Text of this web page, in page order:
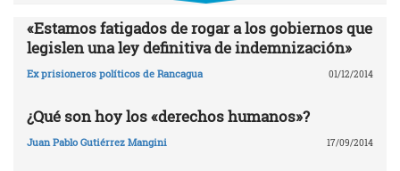
«Estamos fatigados de rogar a los gobiernos que
legislen una ley definitiva de indemnización»
Ex prisioneros políticos de Rancagua 01/12/2014
¿Qué son hoy los «derechos humanos»?
Juan Pablo Gutiérrez Mangini 17/09/2014